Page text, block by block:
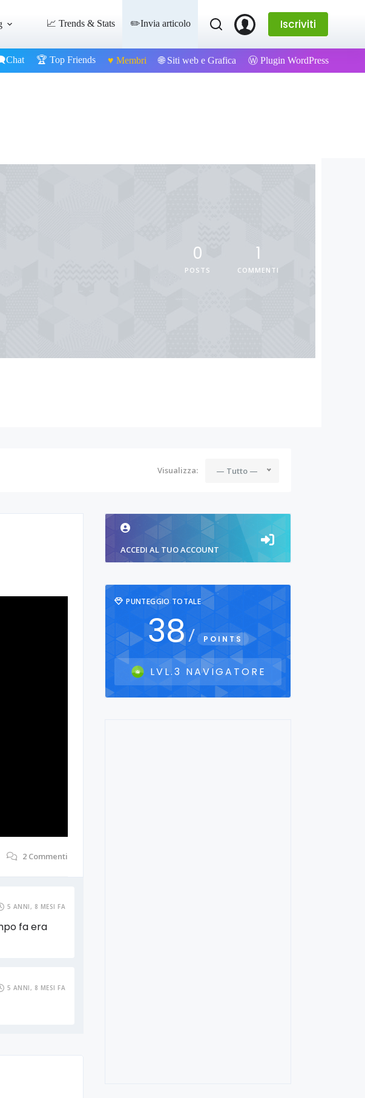
📈 Trends & Stats ✏️Invia articolo Iscriviti
🏆 Top Friends ♥️ Membri 🌐 Siti web e Grafica Ⓦ Plugin WordPress
0
POSTS
1
COMMENTI
Visualizza: — Tutto —
2 Commenti
5 ANNI, 8 MESI FA
fa era
5 ANNI, 8 MESI FA
ACCEDI AL TUO ACCOUNT
PUNTEGGIO TOTALE
38/ POINTS
LVL.3 NAVIGATORE